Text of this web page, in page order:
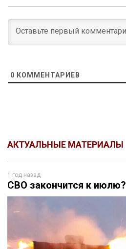
0 КОММЕНТАРИЕВ
АКТУАЛЬНЫЕ МАТЕРИАЛЫ
1 год назад
СВО закончится к июлю?